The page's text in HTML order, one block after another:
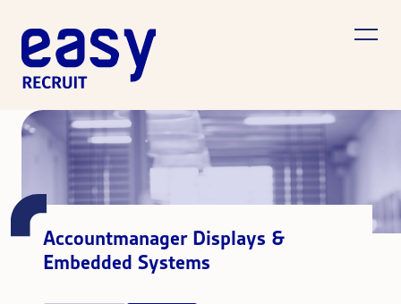
Accountmanager Displays &
Embedded Systems